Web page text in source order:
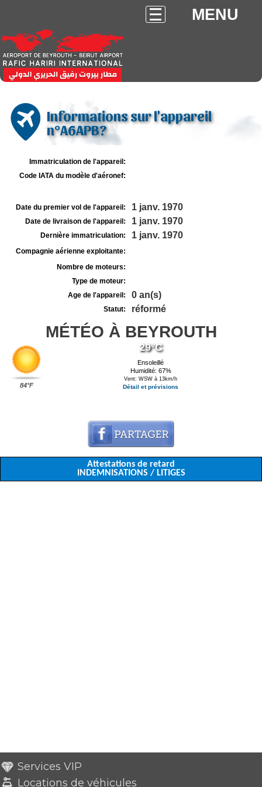
MENU
Informations sur l'appareil
n°A6APB?
Immatriculation de l'appareil:
Code IATA du modèle d'aéronef:
Date du premier vol de l'appareil: 1 janv. 1970
Date de livraison de l'appareil: 1 janv. 1970
Dernière immatriculation: 1 janv. 1970
Compagnie aérienne exploitante:
Nombre de moteurs:
Type de moteur:
Age de l'appareil:
0 an(s)
Statut: réformé
MÉTÉO À BEYROUTH
84°F
29°C
Ensoleillé
Humidité: 67%
Vent: WSW à 13km/h
Détail et prévisions
Attestations de retard
INDEMNISATIONS / LITIGES
Services VIP
Locations de véhicules